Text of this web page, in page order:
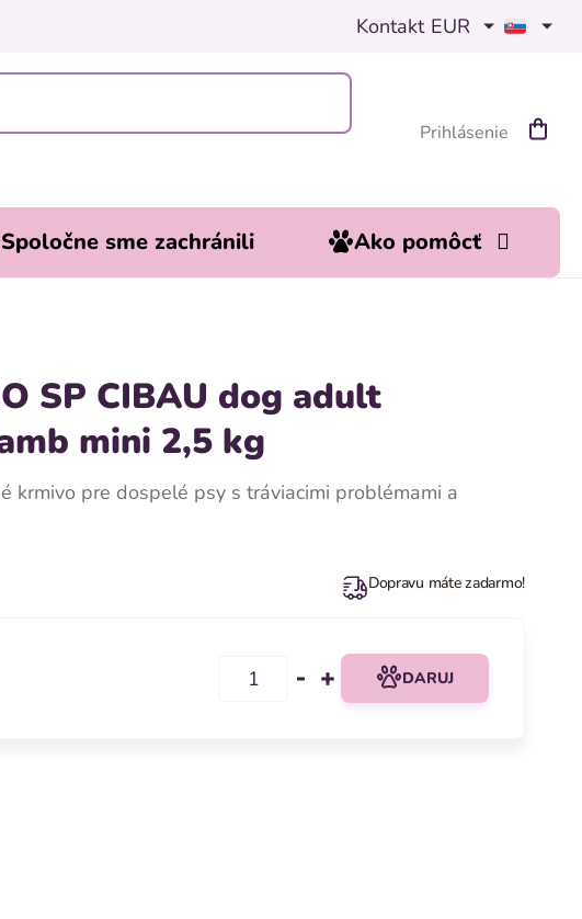
Kontakt EUR
Prihlásenie
Spoločne sme zachránili Ako pomôcť
SP CIBAU dog adult
mini 2,5 kg
krmivo pre dospelé psy s tráviacimi problémami a
Dopravu máte zadarmo!
DARUJ